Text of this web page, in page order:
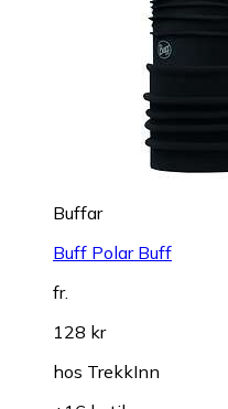
Buffar
Buff Polar Buff
fr.
128 kr
hos TrekkInn